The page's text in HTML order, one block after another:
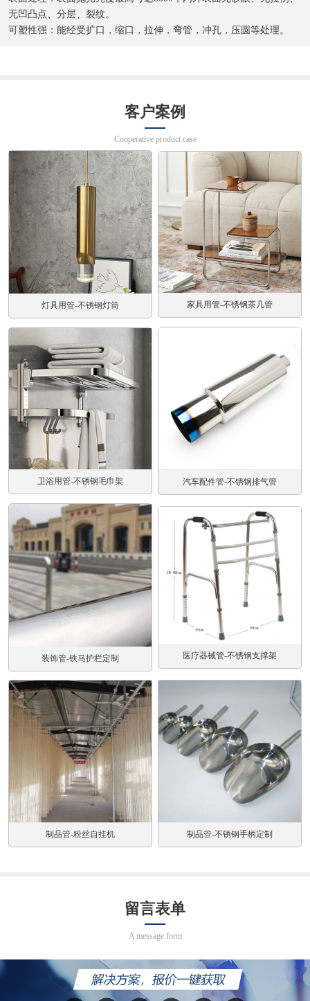
无凹凸点、分层、裂纹。
可塑性强：能经受扩口，缩口，拉伸，弯管，冲孔，压圆等处理。
客户案例
Cooperative product case
灯具用管-不锈钢灯筒 家具用管-不锈钢茶几管
卫浴用管-不锈钢毛巾架 汽车配件管-不锈钢排气管
装饰管-铁马护栏定制 医疗器械管-不锈钢支撑架
制品管-粉丝自挂机 制品管-不锈钢手柄定制
留言表单
A message form